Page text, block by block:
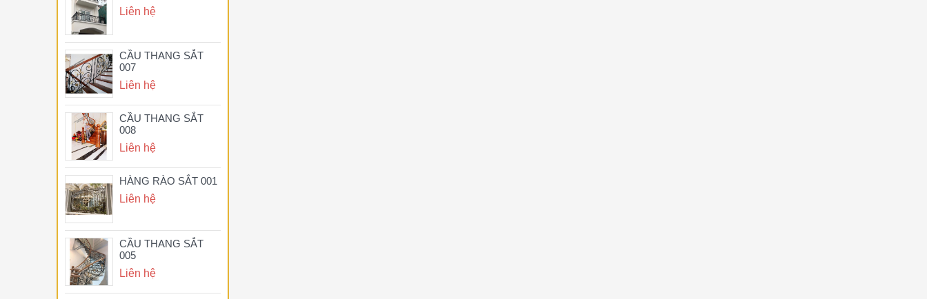
Liên hệ
CẦU THANG SẮT
007
Liên hệ
CẦU THANG SẮT
008
Liên hệ
HÀNG RÀO SẮT 001
Liên hệ
CẦU THANG SẮT
005
Liên hệ